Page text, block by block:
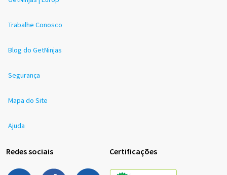
Trabalhe Conosco
Blog do GetNinjas
Segurança
Mapa do Site
Ajuda
Redes sociais Certificações